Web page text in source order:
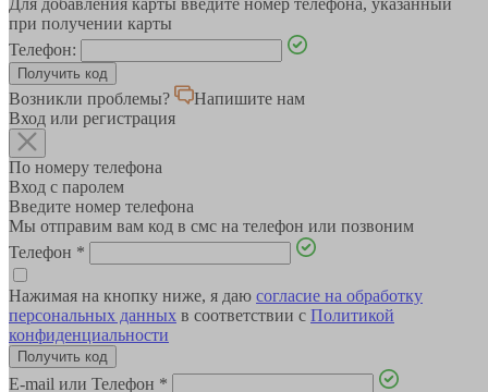
Для добавления карты введите номер телефона, указанный
при получении карты
Телефон:
Возникли проблемы?
Напишите нам
Вход или регистрация
По номеру телефона
Вход с паролем
Введите номер телефона
Мы отправим вам код в смс на телефон или позвоним
Телефон *
Нажимая на кнопку ниже, я даю согласие на обработку
персональных данных в соответствии с Политикой
конфиденциальности
E-mail или Телефон *